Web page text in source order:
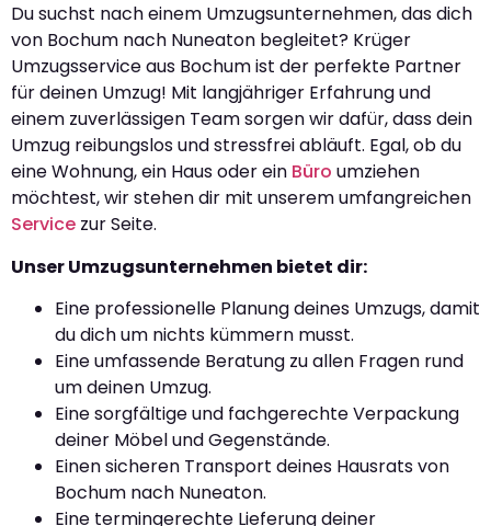
Du suchst nach einem Umzugsunternehmen, das dich
von Bochum nach Nuneaton begleitet? Krüger
Umzugsservice aus Bochum ist der perfekte Partner
für deinen Umzug! Mit langjähriger Erfahrung und
einem zuverlässigen Team sorgen wir dafür, dass dein
Umzug reibungslos und stressfrei abläuft. Egal, ob du
eine Wohnung, ein Haus oder ein Büro umziehen
möchtest, wir stehen dir mit unserem umfangreichen
Service zur Seite.
Unser Umzugsunternehmen bietet dir:
Eine professionelle Planung deines Umzugs, damit
du dich um nichts kümmern musst.
Eine umfassende Beratung zu allen Fragen rund
um deinen Umzug.
Eine sorgfältige und fachgerechte Verpackung
deiner Möbel und Gegenstände.
Einen sicheren Transport deines Hausrats von
Bochum nach Nuneaton.
Eine termingerechte Lieferung deiner